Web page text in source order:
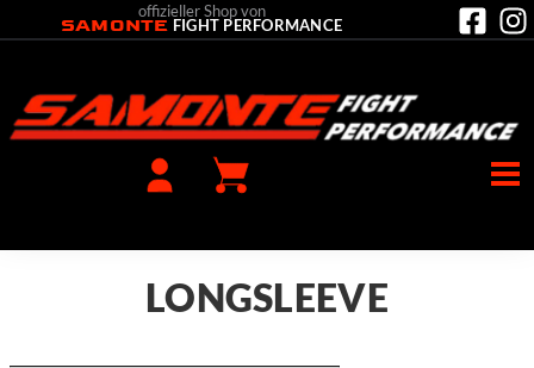
offizieller Shop von
SAMONTE FIGHT PERFORMANCE
LONGSLEEVE